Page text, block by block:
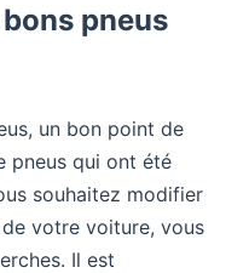
pneus
un bon point de
pneus qui ont été
souhaitez modifier
votre voiture, vous
Il est